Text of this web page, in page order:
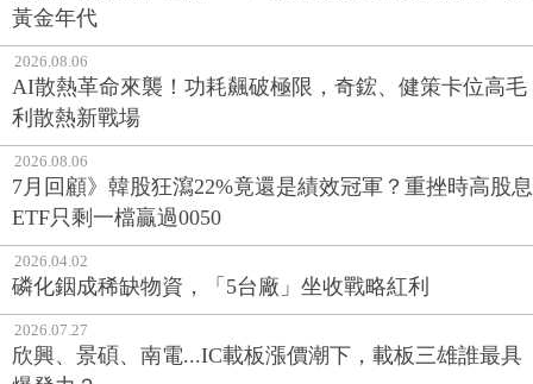
黃金年代
2026.08.06
AI散熱革命來襲！功耗飆破極限，奇鋐、健策卡位高毛
利散熱新戰場
2026.08.06
7月回顧》韓股狂瀉22%竟還是績效冠軍？重挫時高股息
ETF只剩一檔贏過0050
2026.04.02
磷化銦成稀缺物資，「5台廠」坐收戰略紅利
2026.07.27
欣興、景碩、南電...IC載板漲價潮下，載板三雄誰最具